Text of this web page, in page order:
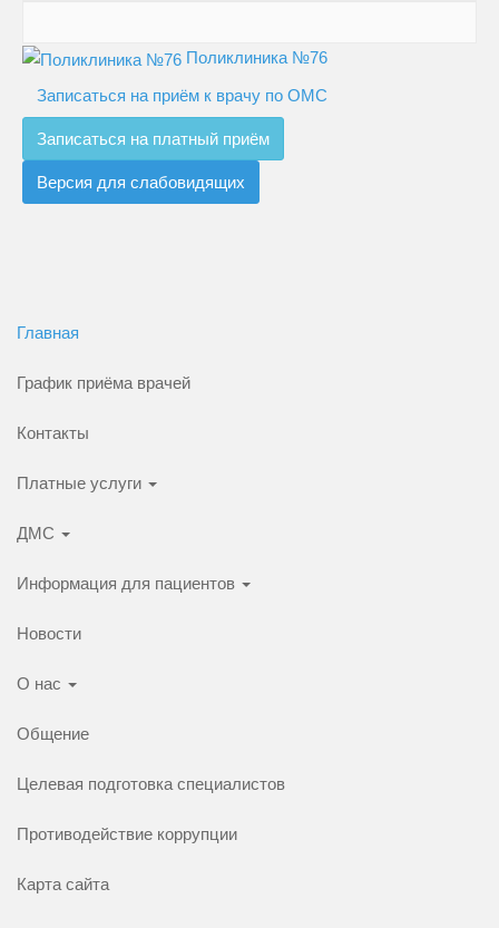
Поликлиника №76
Записаться на приём к врачу по ОМС
Записаться на платный приём
Версия для слабовидящих
Главная
График приёма врачей
Контакты
Платные услуги
ДМС
Информация для пациентов
Новости
О нас
Общение
Целевая подготовка специалистов
Противодействие коррупции
Карта сайта